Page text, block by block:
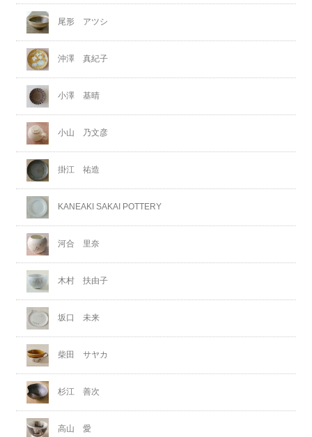
尾形 アツシ
沖澤 真紀子
小澤 基晴
小山 乃文彦
掛江 祐造
KANEAKI SAKAI POTTERY
河合 里奈
木村 扶由子
坂口 未来
柴田 サヤカ
杉江 善次
高山 愛